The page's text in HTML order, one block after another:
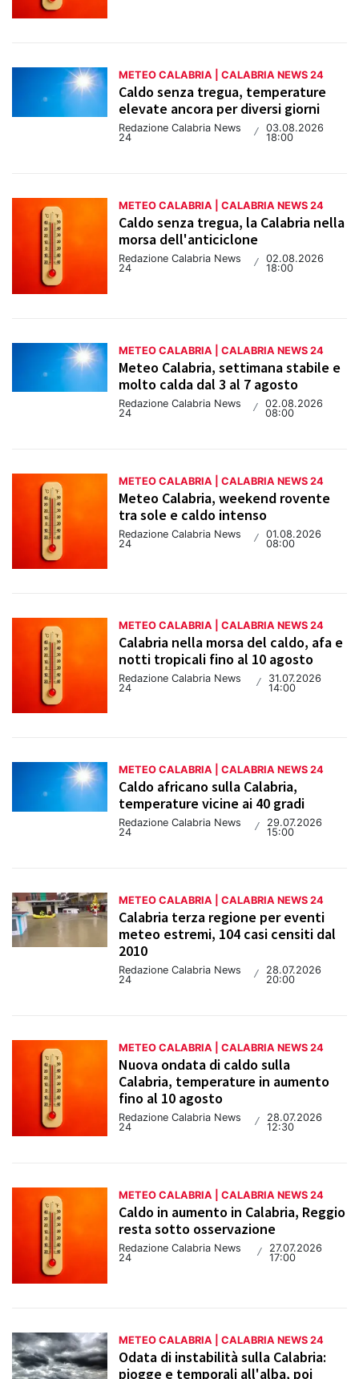
METEO CALABRIA | CALABRIA NEWS 24
Caldo senza tregua, temperature
elevate ancora per diversi giorni
Redazione Calabria News
24
/ 03.08.2026
18:00
METEO CALABRIA | CALABRIA NEWS 24
Caldo senza tregua, la Calabria nella
morsa dell'anticiclone
Redazione Calabria News
24
/ 02.08.2026
18:00
METEO CALABRIA | CALABRIA NEWS 24
Meteo Calabria, settimana stabile e
molto calda dal 3 al 7 agosto
Redazione Calabria News
24
/ 02.08.2026
08:00
METEO CALABRIA | CALABRIA NEWS 24
Meteo Calabria, weekend rovente
tra sole e caldo intenso
Redazione Calabria News
24
/
01.08.2026
08:00
METEO CALABRIA | CALABRIA NEWS 24
Calabria nella morsa del caldo, afa e
notti tropicali fino al 10 agosto
Redazione Calabria News
24
/
31.07.2026
14:00
METEO CALABRIA | CALABRIA NEWS 24
Caldo africano sulla Calabria,
temperature vicine ai 40 gradi
Redazione Calabria News
24
/
29.07.2026
15:00
METEO CALABRIA | CALABRIA NEWS 24
Calabria terza regione per eventi
meteo estremi, 104 casi censiti dal
2010
Redazione Calabria News
24
/
28.07.2026
20:00
METEO CALABRIA | CALABRIA NEWS 24
Nuova ondata di caldo sulla
Calabria, temperature in aumento
fino al 10 agosto
Redazione Calabria News
24
/
28.07.2026
12:30
METEO CALABRIA | CALABRIA NEWS 24
Caldo in aumento in Calabria, Reggio
resta sotto osservazione
Redazione Calabria News
24
/
27.07.2026
17:00
METEO CALABRIA | CALABRIA NEWS 24
Odata di instabilità sulla Calabria:
piogge e temporali all'alba, poi